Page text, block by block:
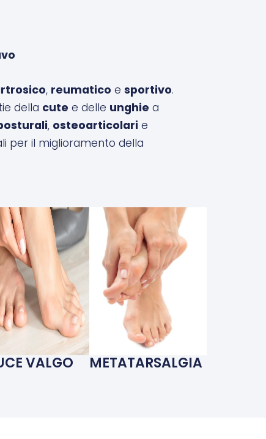
, reumatico e sportivo.
della cute e delle unghie a
, osteoarticolari e
per il miglioramento della
VALGO METATARSALGIA